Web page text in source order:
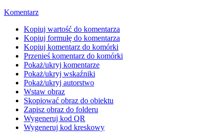
Komentarz
Kopiuj wartość do komentarza
Kopiuj formułę do komentarza
Kopiuj komentarz do komórki
Przenieś komentarz do komórki
Pokaż/ukryj komentarze
Pokaż/ukryj wskaźniki
Pokaż/ukryj autorstwo
Wstaw obraz
Skopiować obraz do obiektu
Zapisz obraz do folderu
Wygeneruj kod QR
Wygeneruj kod kreskowy